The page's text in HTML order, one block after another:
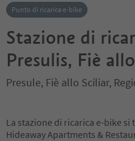
Punto di ricarica e-bike
Stazione di
Presulis, Fiè
Presule, Fiè allo Sciliar,
La stazione di ricarica e-bike si
Hideaway Apartments &